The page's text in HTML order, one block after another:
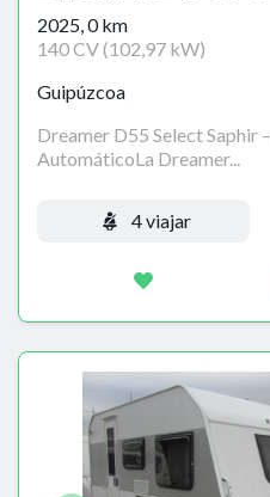
2025, 0 km
140 CV (102,97 kW)
Guipúzcoa
Dreamer D55 Select Saphir
AutomáticoLa Dreamer...
4 viajar